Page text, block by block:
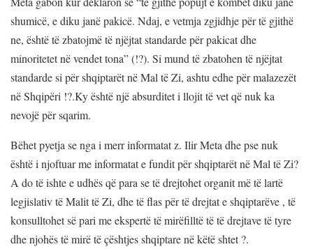
shumicë, e diku janë pakicë. Ndaj, e vetmja zgjidhje për të gjithë
ne, është të zbatojmë të njëjtat standarde për pakicat dhe
minoritetet në vendet tona” (!?). Si mund të zbatohen të njëjtat
standarde si për shqiptarët në Mal të Zi, ashtu edhe për malazezët
në Shqipëri !?.Ky është një absurditet i llojit të vet që nuk ka
nevojë për sqarim.
Bëhet pyetja se nga i merr informatat z. Ilir Meta dhe pse nuk
është i njoftuar me informatat e fundit për shqiptarët në Mal të Zi?
A do të ishte e udhës që para se të drejtohet organit më të lartë
legjislativ të Malit të Zi, dhe të flas për të drejtat e shqiptarëve , të
konsulltohet së pari me ekspertë të mirëfilltë të të drejtave të tyre
dhe njohës të mirë të çështjes shqiptare në këtë shtet ?.